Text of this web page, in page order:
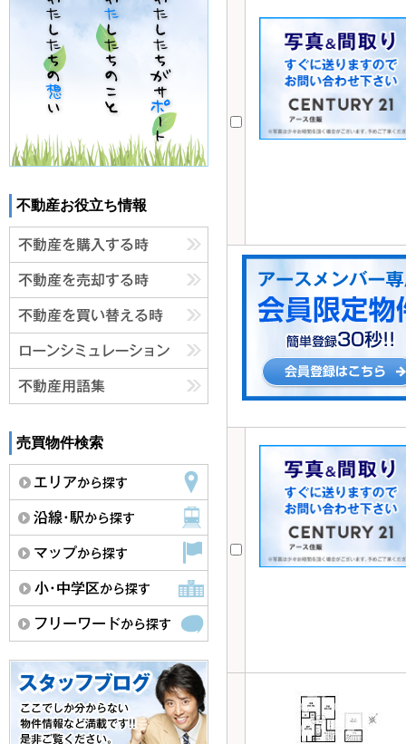
不動産お役立ち情報
売買物件検索